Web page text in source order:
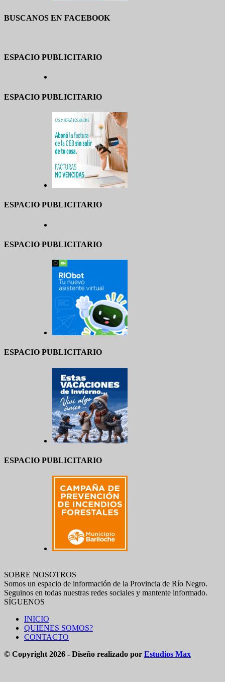
BUSCANOS EN FACEBOOK
ESPACIO PUBLICITARIO
ESPACIO PUBLICITARIO
ESPACIO PUBLICITARIO
ESPACIO PUBLICITARIO
ESPACIO PUBLICITARIO
ESPACIO PUBLICITARIO
SOBRE NOSOTROS
Somos un espacio de información de la Provincia de Río Negro.
Seguinos en todas nuestras redes sociales y mantente informado.
SÍGUENOS
INICIO
QUIENES SOMOS?
CONTACTO
© Copyright 2026 - Diseño realizado por Estudios Max